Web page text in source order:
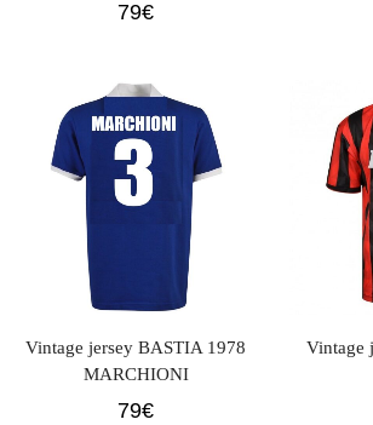
79€
Vintage jersey BASTIA 1978
MARCHIONI
79€
Vintage